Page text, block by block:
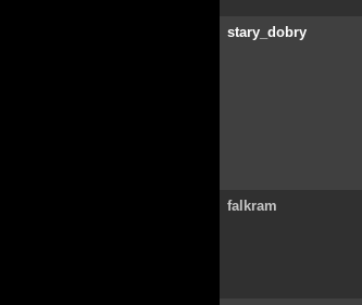
stary_dobry
falkram